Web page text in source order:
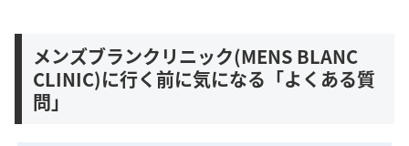
メンズブランクリニック(MENS BLANC
CLINIC)に行く前に気になる「よくある質
問」